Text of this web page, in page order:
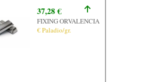
37,28 €
FIXING ORVALENCIA
€ Paladio/gr.